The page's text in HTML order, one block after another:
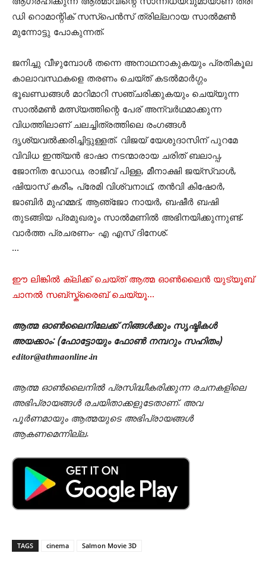
ഡി റൊമാന്റിക് സസ്‌പെന്‍സ് ത്രില്ലറായ സാല്‍മണ്‍
മുന്നോട്ടു പോകുന്നത്.
ജനിച്ചു വീഴുമ്പോള്‍ തന്നെ അനാഥനാകുകയും പ്രതികൂല
കാലാവസ്ഥകളെ തരണം ചെയ്ത് കടല്‍മാര്‍ഗ്ഗം
ഭൂഖണ്ഡങ്ങള്‍ മാറിമാറി സഞ്ചരിക്കുകയും ചെയ്യുന്ന
സാല്‍മണ്‍ മത്സ്യത്തിന്റെ പേര് അന്വര്‍ഥമാക്കുന്ന
വിധത്തിലാണ് ചലച്ചിത്രത്തിലെ രംഗങ്ങള്‍
ദൃശ്യവല്‍ക്കരിച്ചിട്ടുള്ളത്. വിജയ് യേശുദാസിന് പുറമേ
വിവിധ ഇന്ത്യന്‍ ഭാഷാ നടന്മാരായ ചരിത് ബലാപ്പ,
ജോനിത ഡോഡ, രാജീവ് പിള്ള, മീനാക്ഷി ജയ്‌സ്വാള്‍,
ഷിയാസ് കരീം, പ്രേമി വിശ്വനാഥ്, തന്‍വി കിഷോര്‍,
ജാബിര്‍ മുഹമ്മദ്, ആഞ്‌ജോ നായര്‍, ബഷീര്‍ ബഷി
തുടങ്ങിയ പ്രമുഖരും സാല്‍മണില്‍ അഭിനയിക്കുന്നുണ്ട്.
വാര്‍ത്ത പ്രചരണം- എ എസ് ദിനേശ്.
…
ഈ ലിങ്കിൽ ക്ലിക്ക് ചെയ്ത് ആത്മ ഓൺലൈൻ യുട്യൂബ്
ചാനൽ സബ്സ്ക്രൈബ് ചെയ്യൂ…
ആത്മ ഓൺലൈനിലേക്ക് നിങ്ങൾക്കും സൃഷ്ടികൾ
അയക്കാം: (ഫോട്ടോയും ഫോണ്‍ നമ്പറും സഹിതം)
editor@athmaonline.in
ആത്മ ഓൺലൈനിൽ പ്രസിദ്ധീകരിക്കുന്ന രചനകളിലെ
അഭിപ്രായങ്ങൾ രചയിതാക്കളുടേതാണ്. അവ
പൂർണമായും ആത്മയുടെ അഭിപ്രായങ്ങൾ
ആകണമെന്നില്ല.
TAGS cinema Salmon Movie 3D